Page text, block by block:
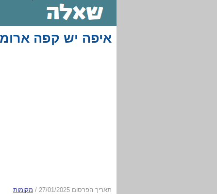
איפה יש קפה
תאריך הפרסום 27/01/2025 / מקומות